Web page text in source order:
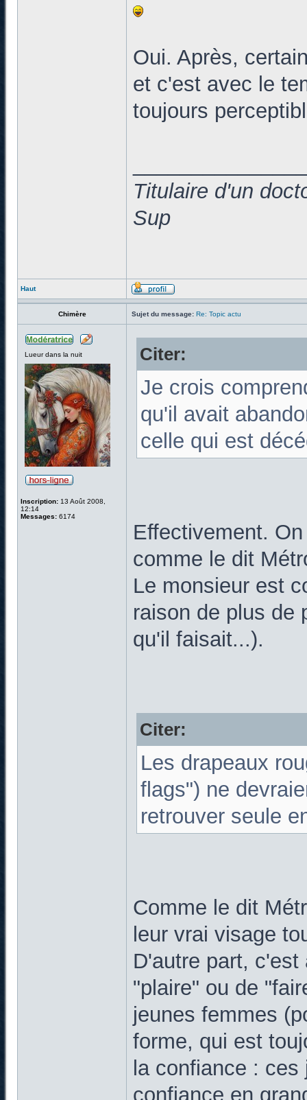
Oui. Après,
et c'est avec le
toujours
Titulaire d'un
Sup
Haut
Chimère Sujet du message: Re: Topic actu
Lueur dans la nuit
Inscription: 13 Août 2008,
12:14
Messages: 6174
Citer:
Je crois
qu'il avait
celle qui est
Effectivement.
comme le dit
Le monsieur est
raison de plus de
qu'il faisait...).
Citer:
Les drapeaux
flags") ne
retrouver seule
Comme le dit
leur vrai visage
D'autre part,
"plaire" ou de
jeunes femmes
forme, qui est
la confiance :
confiance en